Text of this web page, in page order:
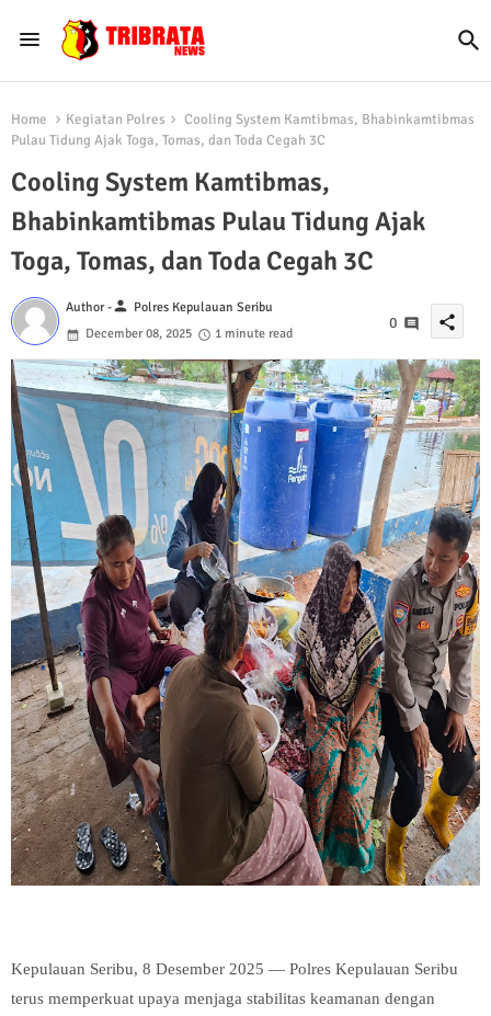
Home Kegiatan Polres
Cooling System Kamtibmas, Bhabinkamtibmas
Pulau Tidung Ajak Toga, Tomas, dan Toda Cegah 3C
Cooling System Kamtibmas,
Bhabinkamtibmas Pulau Tidung Ajak
Toga, Tomas, dan Toda Cegah 3C
Author -person Polres Kepulauan Seribu
December 08, 2025
1 minute read
0 share
Kepulauan Seribu, 8 Desember 2025 — Polres Kepulauan Seribu
terus memperkuat upaya menjaga stabilitas keamanan dengan